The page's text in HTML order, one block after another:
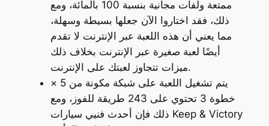
ممتعة ولفات مجانية بنسبة 100 بالمائة، ومع
ذلك، فقد اختاروا الآن جعلها بسيطة وسهلة،
مما يعني أن هذه اللعبة عبر الإنترنت لا تقدم
أيضًا لعبة صغيرة عبر الإنترنت بخلاف ذلك
ميزات تتجاوز لعبتك على الإنترنت.
يتم تشغيل اللعبة على شبكة مكونة من 5 ×
خطوة 3 تحتوي على 243 طريقة للفوز، ومع
ذلك فإن أحدث فنيي سيارات Keep & Victory